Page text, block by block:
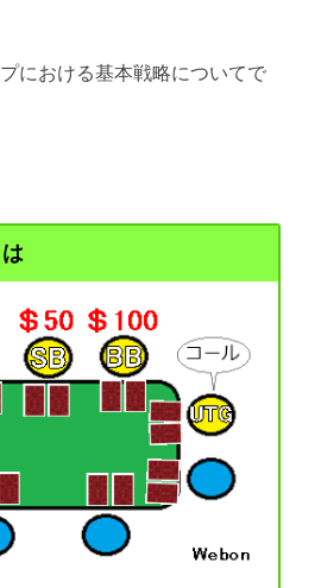
における基本戦略についてで